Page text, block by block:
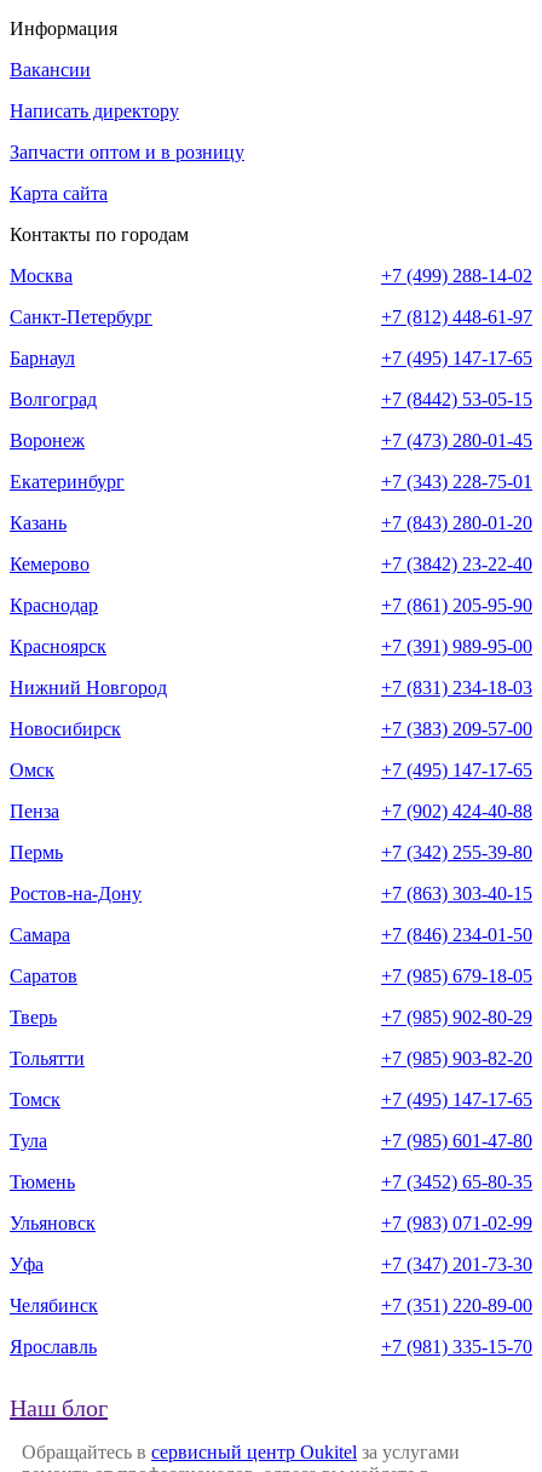
Информация
Вакансии
Написать директору
Запчасти оптом и в розницу
Карта сайта
Контакты по городам
Москва
+7 (499) 288-14-02
Санкт-Петербург
+7 (812) 448-61-97
Барнаул
+7 (495) 147-17-65
Волгоград
+7 (8442) 53-05-15
Воронеж
+7 (473) 280-01-45
Екатеринбург
+7 (343) 228-75-01
Казань
+7 (843) 280-01-20
Кемерово
+7 (3842) 23-22-40
Краснодар
+7 (861) 205-95-90
Красноярск
+7 (391) 989-95-00
Нижний Новгород
+7 (831) 234-18-03
Новосибирск
+7 (383) 209-57-00
Омск
+7 (495) 147-17-65
Пенза
+7 (902) 424-40-88
Пермь
+7 (342) 255-39-80
Ростов-на-Дону
+7 (863) 303-40-15
Самара
+7 (846) 234-01-50
Саратов
+7 (985) 679-18-05
Тверь
+7 (985) 902-80-29
Тольятти
+7 (985) 903-82-20
Томск
+7 (495) 147-17-65
Тула
+7 (985) 601-47-80
Тюмень
+7 (3452) 65-80-35
Ульяновск
+7 (983) 071-02-99
Уфа
+7 (347) 201-73-30
Челябинск
+7 (351) 220-89-00
Ярославль
+7 (981) 335-15-70
Наш блог
Обращайтесь в сервисный центр Oukitel за услугами